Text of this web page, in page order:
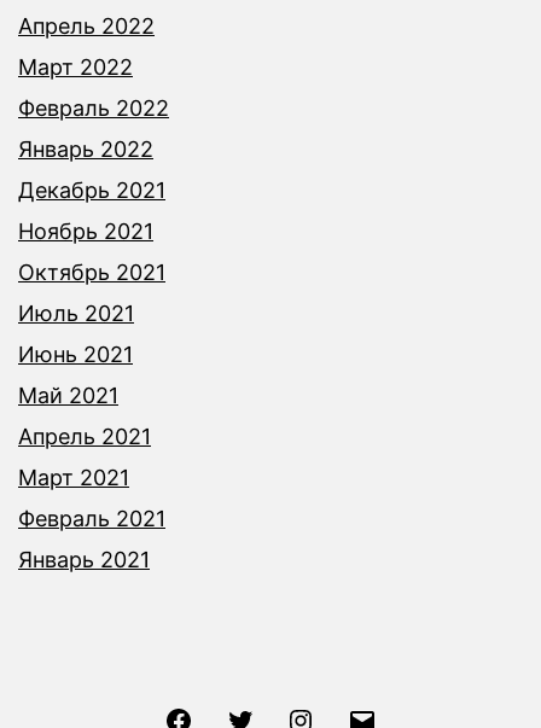
Апрель 2022
Март 2022
Февраль 2022
Январь 2022
Декабрь 2021
Ноябрь 2021
Октябрь 2021
Июль 2021
Июнь 2021
Май 2021
Апрель 2021
Март 2021
Февраль 2021
Январь 2021
FacebookTwitter Instagram